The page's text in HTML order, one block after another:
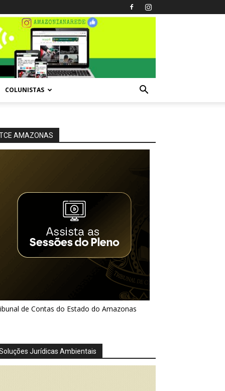
COLUNISTAS
AMAZONAS
de Contas do Estado do Amazonas
Jurídicas Ambientais